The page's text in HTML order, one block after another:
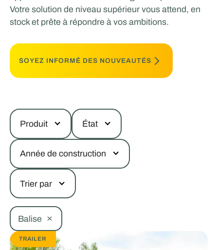
Votre solution de niveau supérieur vous attend, en
stock et prête à répondre à vos ambitions.
SOYEZ INFORMÉ DES NOUVEAUTÉS
Produit État
Année de construction
Trier par
Balise
TRAILER